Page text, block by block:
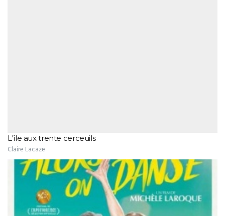
L'île aux trente cerceuils
Claire Lacaze